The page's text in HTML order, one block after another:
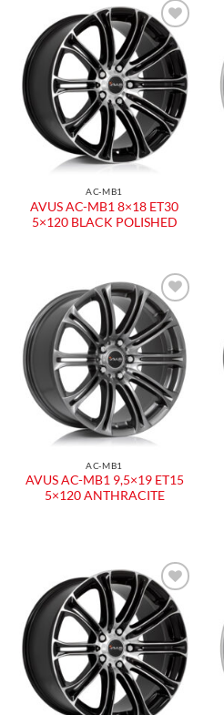
AC-MB1
AVUS AC-MB1 8×18 ET30
5×120 BLACK POLISHED
AC-MB1
AVUS AC-MB1 9,5×19 ET15
5×120 ANTHRACITE